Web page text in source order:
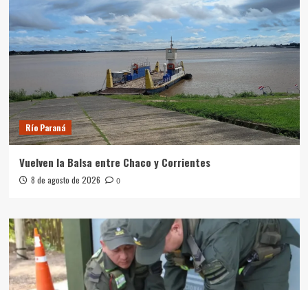
Río Paraná
Vuelven la Balsa entre Chaco y Corrientes
8 de agosto de 2026 0